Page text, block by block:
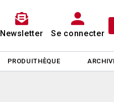
Newsletter Se connecter
PRODUITHÈQUE